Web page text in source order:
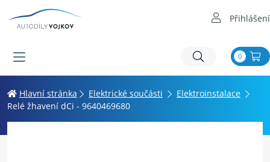
Přihlášení
0
Hlavní stránka Elektrické součásti
Elektroinstalace
Relé žhavení dCi - 9640469680